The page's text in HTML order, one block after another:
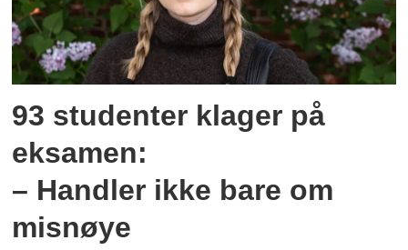
93 studenter klager på
eksamen:
– Handler ikke bare om
misnøye